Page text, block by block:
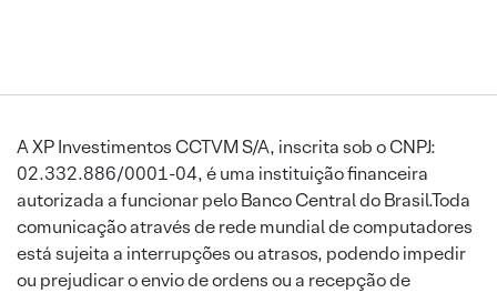
A XP Investimentos CCTVM S/A, inscrita sob o CNPJ:
02.332.886/0001-04, é uma instituição financeira
autorizada a funcionar pelo Banco Central do Brasil.Toda
comunicação através de rede mundial de computadores
está sujeita a interrupções ou atrasos, podendo impedir
ou prejudicar o envio de ordens ou a recepção de